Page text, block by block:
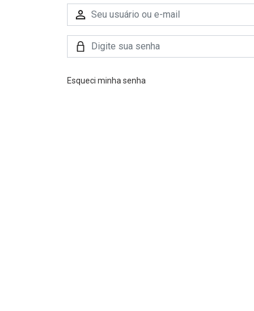
Esqueci minha senha